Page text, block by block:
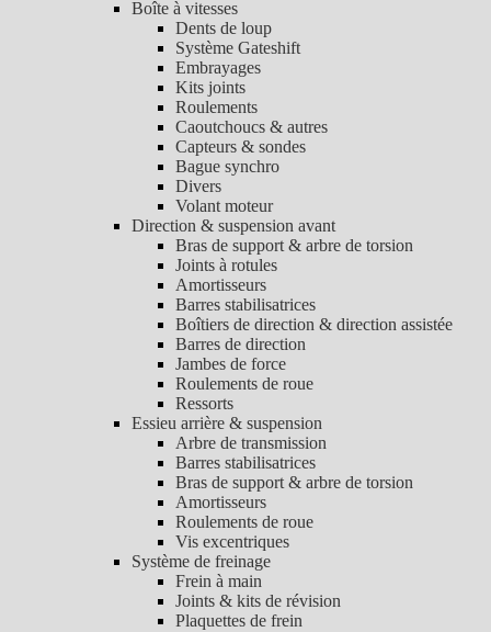
Boîte à vitesses
Dents de loup
Système Gateshift
Embrayages
Kits joints
Roulements
Caoutchoucs & autres
Capteurs & sondes
Bague synchro
Divers
Volant moteur
Direction & suspension avant
Bras de support & arbre de torsion
Joints à rotules
Amortisseurs
Barres stabilisatrices
Boîtiers de direction & direction assistée
Barres de direction
Jambes de force
Roulements de roue
Ressorts
Essieu arrière & suspension
Arbre de transmission
Barres stabilisatrices
Bras de support & arbre de torsion
Amortisseurs
Roulements de roue
Vis excentriques
Système de freinage
Frein à main
Joints & kits de révision
Plaquettes de frein